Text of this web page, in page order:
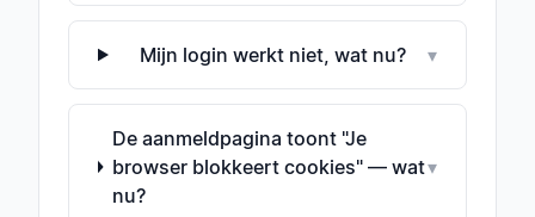
Mijn login werkt niet, wat nu? ▾
De aanmeldpagina toont "Je
browser blokkeert cookies" — wat
nu?
▾